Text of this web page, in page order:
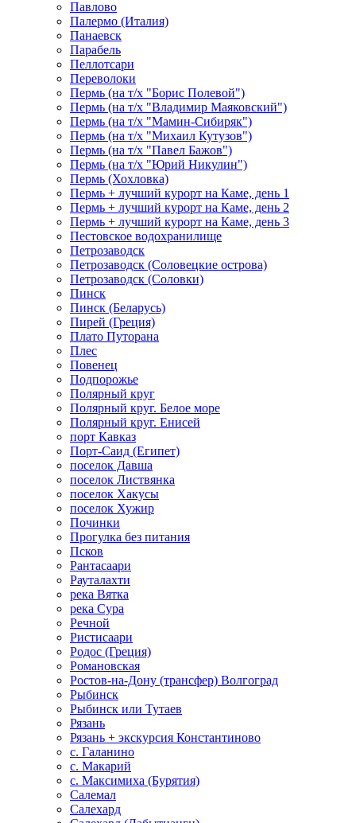
Павлово
Палермо (Италия)
Панаевск
Парабель
Пеллотсари
Переволоки
Пермь (на т/х "Борис Полевой")
Пермь (на т/х "Владимир Маяковский")
Пермь (на т/х "Мамин-Сибиряк")
Пермь (на т/х "Михаил Кутузов")
Пермь (на т/х "Павел Бажов")
Пермь (на т/х "Юрий Никулин")
Пермь (Хохловка)
Пермь + лучший курорт на Каме, день 1
Пермь + лучший курорт на Каме, день 2
Пермь + лучший курорт на Каме, день 3
Пестовское водохранилище
Петрозаводск
Петрозаводск (Соловецкие острова)
Петрозаводск (Соловки)
Пинск
Пинск (Беларусь)
Пирей (Греция)
Плато Путорана
Плес
Повенец
Подпорожье
Полярный круг
Полярный круг. Белое море
Полярный круг. Енисей
порт Кавказ
Порт-Саид (Египет)
поселок Давша
поселок Листвянка
поселок Хакусы
поселок Хужир
Починки
Прогулка без питания
Псков
Рантасаари
Рауталахти
река Вятка
река Сура
Речной
Ристисаари
Родос (Греция)
Романовская
Ростов-на-Дону (трансфер) Волгоград
Рыбинск
Рыбинск или Тутаев
Рязань
Рязань + экскурсия Константиново
с. Галанино
с. Макарий
с. Максимиха (Бурятия)
Салемал
Салехард